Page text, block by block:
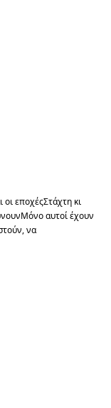
οι εποχέςΣτάχτη κι
αυτοί έχουν
να